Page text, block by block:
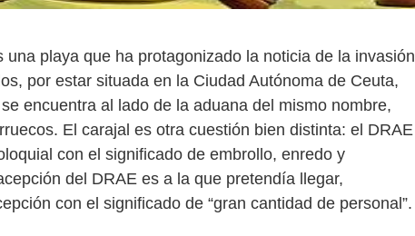
una playa que ha protagonizado la noticia de la invasión
por estar situada en la Ciudad Autónoma de Ceuta,
encuentra al lado de la aduana del mismo nombre,
El carajal es otra cuestión bien distinta: el DRAE
con el significado de embrollo, enredo y
del DRAE es a la que pretendía llegar,
con el significado de “gran cantidad de personal”.